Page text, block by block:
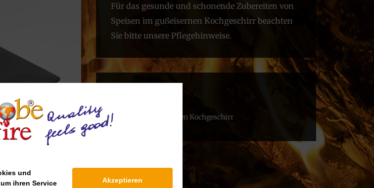
Für das gesunde und schonende Zubereiten von
Speisen im gußeisernen Kochgeschirr beachten
Sie bitte unsere Pflegehinweise.
Pflege Gusseisernen Kochgeschirr
und
ihren Service
Akzeptieren